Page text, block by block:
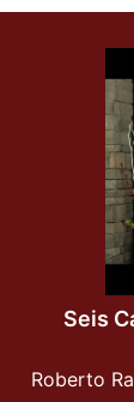
Seis
Roberto